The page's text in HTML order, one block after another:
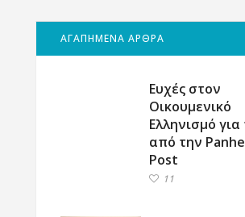
ΑΓΑΠΗΜΕΝΑ ΑΡΘΡΑ
Ευχές στον
Οικουμενικό
Ελληνισμό για
από την
Post
11